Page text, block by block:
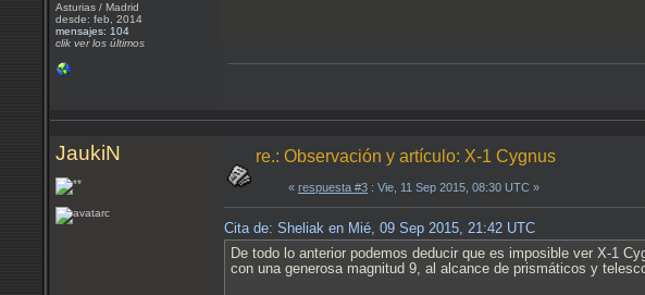
Asturias / Madrid
desde: feb, 2014
mensajes: 104
clik ver los últimos
JaukiN re.: Observación y artículo: X-1 Cygnus
« respuesta #3 : Vie, 11 Sep 2015, 08:30 UTC »
Cita de: Sheliak en Mié, 09 Sep 2015, 21:42 UTC
De todo lo anterior podemos deducir que es imposible ver X-1
con una generosa magnitud 9, al alcance de prismáticos y